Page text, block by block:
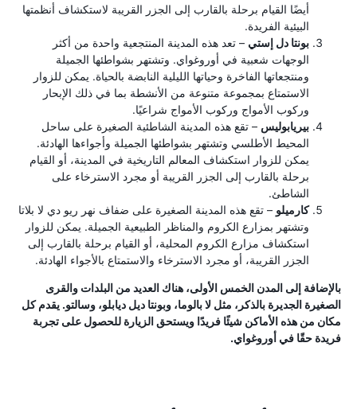
أيضًا القيام برحلة بالقارب إلى الجزر القريبة لاستكشاف أنظمتها
البيئية الفريدة.
بونتا دل إستي – تعد هذه المدينة المنتجعية واحدة من أكثر
الوجهات شعبية في أوروغواي. وتشتهر بشواطئها الجميلة
ومنتجعاتها الفاخرة وحياتها الليلية النابضة بالحياة. يمكن للزوار
الاستمتاع بمجموعة متنوعة من الأنشطة بما في ذلك الإبحار
وركوب الأمواج وركوب الأمواج شراعيًا.
بيريابوليس – تقع هذه المدينة الشاطئية الصغيرة على ساحل
المحيط الأطلسي وتشتهر بشواطئها الجميلة وأجواءها الهادئة.
يمكن للزوار استكشاف المعالم التاريخية في المدينة، أو القيام
برحلة بالقارب إلى الجزر القريبة أو مجرد الاسترخاء على
الشاطئ.
كارميلو – تقع هذه المدينة الصغيرة على ضفاف نهر ريو دي لا بلاتا
وتشتهر بمزارع الكروم والمناظر الطبيعية الجميلة. يمكن للزوار
استكشاف مزارع الكروم المحلية، أو القيام برحلة بالقارب إلى
الجزر القريبة، أو مجرد الاسترخاء والاستمتاع بالأجواء الهادئة.
بالإضافة إلى المدن الخمس الأولى، هناك العديد من البلدات والقرى
الصغيرة الجديرة بالذكر، مثل لا بالوما، وبونتا ديل ديابلو، وسالتو. يقدم كل
مكان من هذه الأماكن شيئًا فريدًا ويستحق الزيارة للحصول على تجربة
فريدة حقًا في أوروغواي.